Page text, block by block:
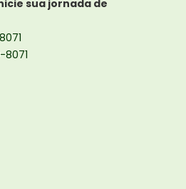
sua jornada de
8071